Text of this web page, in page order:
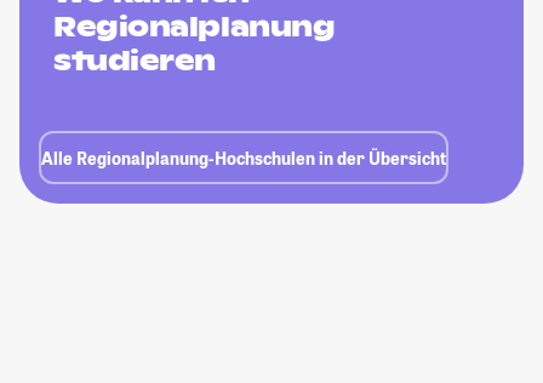
Regionalplanung
studieren
Alle Regionalplanung-Hochschulen in der Übersicht